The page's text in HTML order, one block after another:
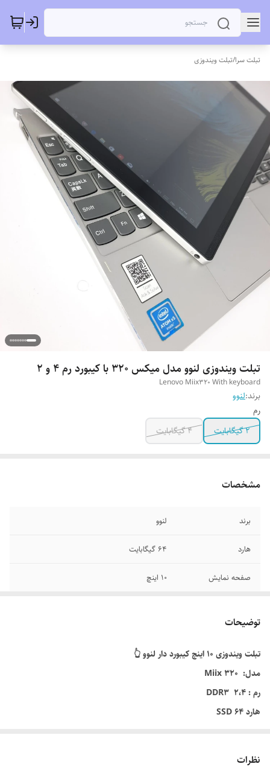
تبلت سرا/تبلت ویندوزی
تبلت ویندوزی لنوو مدل میکس 320 با کیبورد رم 4 و 2
Lenovo Miix320 With keyboard
برند:لنوو
رم
2 گیگابایت
4 گیگابایت
مشخصات
برند لنوو
هارد 64 گیگابایت
صفحه نمایش 10 اینچ
پردازنده Intel Atom X5-Z8350
توضیحات
تبلت ویندوزی 10 اینچ کیبورد دار لنوو 👆
مدل: Miix 320
رم : 2،4 DDR3
هارد 64 SSD
نظرات